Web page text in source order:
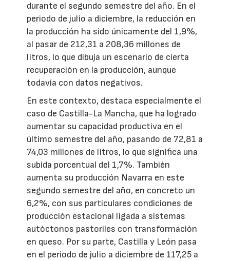
durante el segundo semestre del año. En el
periodo de julio a diciembre, la reducción en
la producción ha sido únicamente del 1,9%,
al pasar de 212,31 a 208,36 millones de
litros, lo que dibuja un escenario de cierta
recuperación en la producción, aunque
todavía con datos negativos.
En este contexto, destaca especialmente el
caso de Castilla-La Mancha, que ha logrado
aumentar su capacidad productiva en el
último semestre del año, pasando de 72,81 a
74,03 millones de litros, lo que significa una
subida porcentual del 1,7%. También
aumenta su producción Navarra en este
segundo semestre del año, en concreto un
6,2%, con sus particulares condiciones de
producción estacional ligada a sistemas
autóctonos pastoriles con transformación
en queso. Por su parte, Castilla y León pasa
en el periodo de julio a diciembre de 117,25 a